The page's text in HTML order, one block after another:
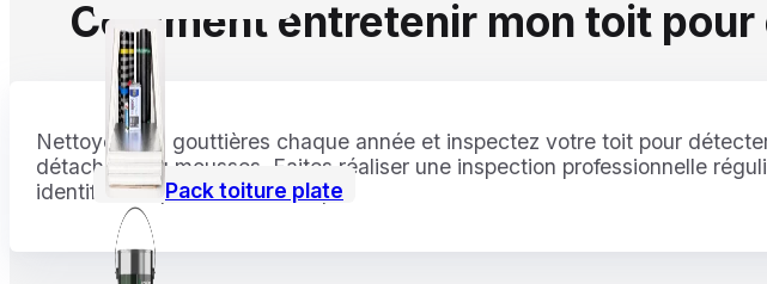
Pack toiture plate
Comment entretenir mon toit
Nettoyez vos gouttières chaque année et inspectez votre toit pour
détachées ou mousses. Faites réaliser une inspection professionnelle
identifier les problèmes à temps.